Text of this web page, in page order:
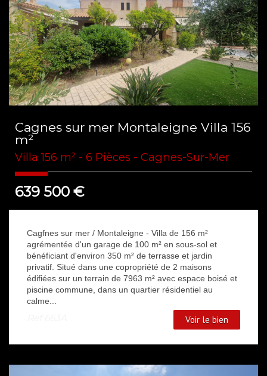
Cagnes sur mer Montaleigne Villa 156
m²
Villa 156 m² - 6 Pièces - Cagnes-Sur-Mer
639 500 €
Cagfnes sur mer / Montaleigne - Villa de 156 m²
agrémentée d'un garage de 100 m² en sous-sol et
bénéficiant d'environ 350 m² de terrasse et jardin
privatif. Situé dans une copropriété de 2 maisons
édifiées sur un terrain de 7963 m² avec espace boisé et
piscine commune, dans un quartier résidentiel au
calme...
Voir le bien